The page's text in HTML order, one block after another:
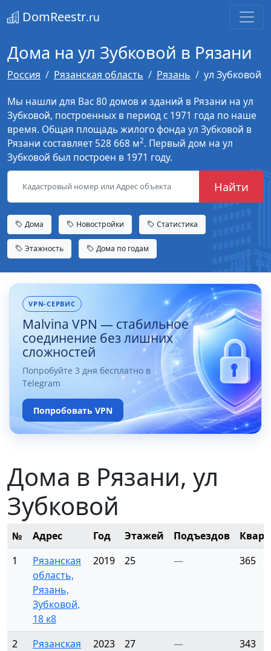
DomReestr.ru
Дома на ул Зубковой в Рязани
Россия Рязанская область Рязань
ул Зубковой
Мы нашли для Вас 80 домов и зданий в Рязани на ул
Зубковой, построенных в период с 1971 года по наше
время. Общая площадь жилого фонда ул Зубковой в
Рязани составляет 528 668 м2. Первый дом на ул
Зубковой был построен в 1971 году.
Найти
Дома Новостройки Статистика
Этажность Дома по годам
VPN-СЕРВИС
Malvina VPN — стабильное
соединение без лишних
сложностей
Попробуйте 3 дня бесплатно в
Telegram
Попробовать VPN
Дома в Рязани, ул
Зубковой
№ Адрес Год Этажей Подъездов
1
Рязанская
область,
Рязань,
Зубковой,
18 к8
2019 25 — 365
2
Рязанская
2023 27 — 343